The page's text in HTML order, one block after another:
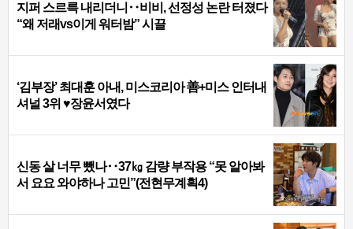
지퍼 스르륵 내리더니‥비비, 선정성 논란 터졌다
“왜 저래vs이게 워터밤” 시끌
‘김부장’ 최대훈 아내, 미스코리아 善+미스 인터내
셔널 3위 ♥장윤서였다
신동 살 너무 뺐나‥37㎏ 감량 부작용 “못 알아봐
서 요요 와야하나 고민”(전현무계획4)